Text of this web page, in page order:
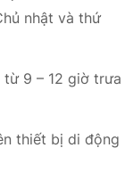
nhật và thứ
9 – 12 giờ trưa
thiết bị di động